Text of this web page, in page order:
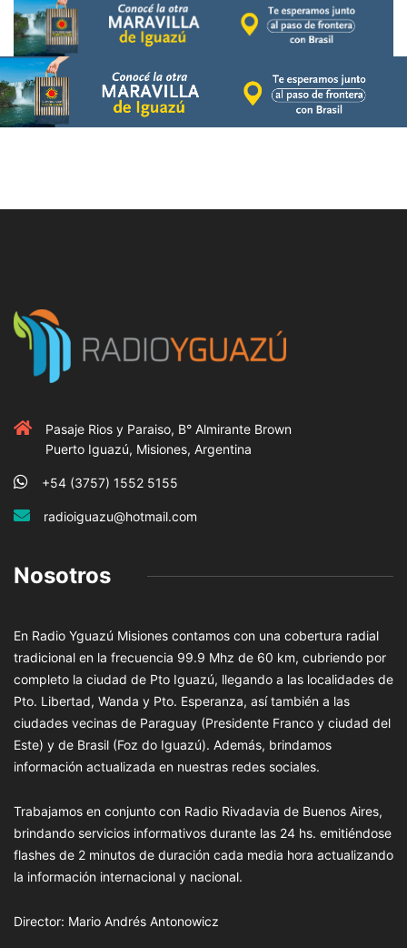
Pasaje Rios y Paraiso, B° Almirante Brown
Puerto Iguazú, Misiones, Argentina
+54 (3757) 1552 5155
radioiguazu@hotmail.com
Nosotros
En Radio Yguazú Misiones contamos con una cobertura radial
tradicional en la frecuencia 99.9 Mhz de 60 km, cubriendo por
completo la ciudad de Pto Iguazú, llegando a las localidades de
Pto. Libertad, Wanda y Pto. Esperanza, así también a las
ciudades vecinas de Paraguay (Presidente Franco y ciudad del
Este) y de Brasil (Foz do Iguazú). Además, brindamos
información actualizada en nuestras redes sociales.
Trabajamos en conjunto con Radio Rivadavia de Buenos Aires,
brindando servicios informativos durante las 24 hs. emitiéndose
flashes de 2 minutos de duración cada media hora actualizando
la información internacional y nacional.
Director: Mario Andrés Antonowicz